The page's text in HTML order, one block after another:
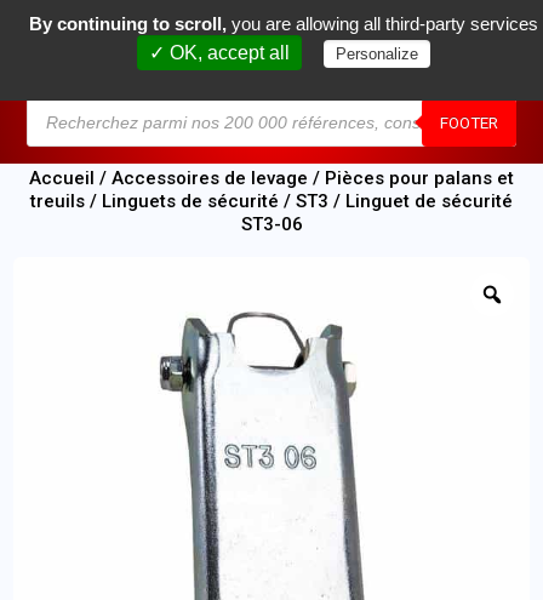
FOOTER
0
Accueil / Accessoires de levage / Pièces pour palans et
treuils / Linguets de sécurité / ST3 / Linguet de sécurité
ST3-06
By continuing to scroll, you are allowing all third-party services
✓ OK, accept all
Personalize